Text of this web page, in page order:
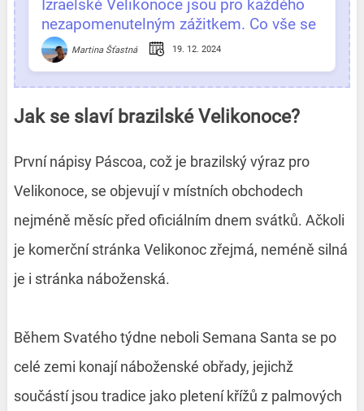
Izraelské Velikonoce jsou pro každého
nezapomenutelným zážitkem. Co vše se
tu odehrává?
Martina Šťastná 19. 12. 2024
Jak se slaví brazilské Velikonoce?
První nápisy Páscoa, což je brazilský výraz pro
Velikonoce, se objevují v místních obchodech
nejméně měsíc před oficiálním dnem svátků. Ačkoli
je komerční stránka Velikonoc zřejmá, neméně silná
je i stránka náboženská.
Během Svatého týdne neboli Semana Santa se po
celé zemi konají náboženské obřady, jejichž
součástí jsou tradice jako pletení křížů z palmových